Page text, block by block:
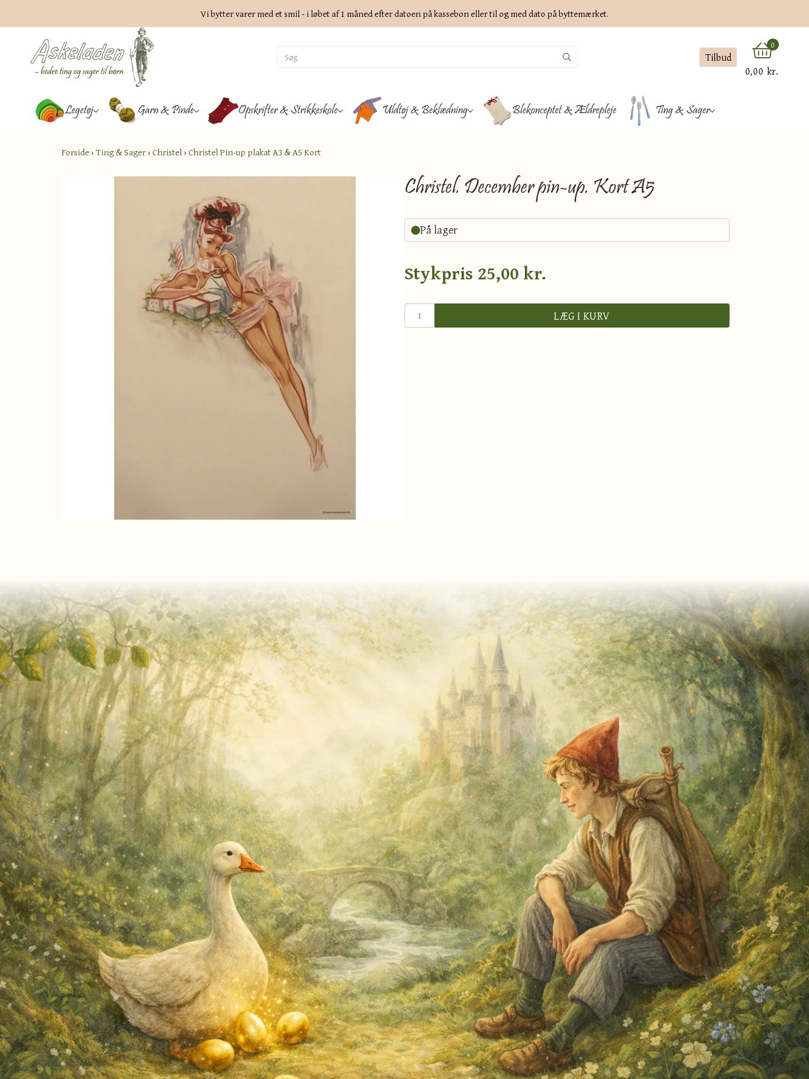
Vi bytter varer med et smil - i løbet af 1 måned efter datoen på kassebon eller til og med dato på byttemærket.
Tilbud
0
0,00 kr.
Legetøj Garn & Pinde Opskrifter & Strikkeskole Uldtøj & Beklædning Blekonceptet & Ældrepleje Ting & Sager
Forside›Ting & Sager›Christel›Christel Pin-up plakat A3 & A5 Kort
Christel. December pin-up. Kort A5
På lager
Stykpris 25,00 kr.
LÆG I KURV